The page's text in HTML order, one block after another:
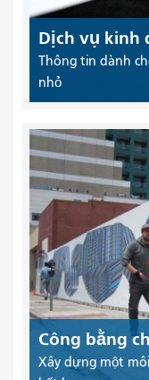
Dịch vụ kinh
Thông tin dành
nhỏ
Công bằng
Xây dựng một